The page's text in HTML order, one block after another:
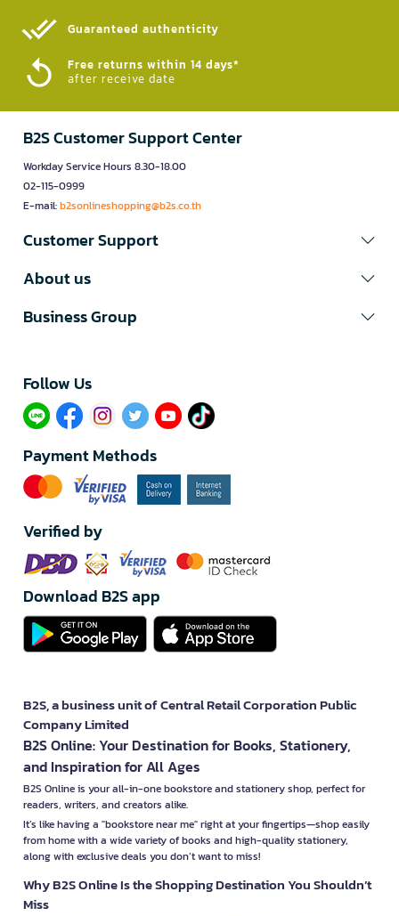
Guaranteed authenticity​
Free returns within 14 days*
after receive date
B2S Customer Support Center
Workday Service Hours 8.30-18.00
02-115-0999
E-mail:b2sonlineshopping@b2s.co.th
Customer Support
About us
Business Group
Follow Us​
Payment Methods
Verified by
Download B2S app
B2S, a business unit of Central Retail Corporation Public
Company Limited
B2S Online: Your Destination for Books, Stationery,
and Inspiration for All Ages
B2S Online is your all-in-one bookstore and stationery shop, perfect for
readers, writers, and creators alike.
It’s like having a "bookstore near me" right at your fingertips—shop easily
from home with a wide variety of books and high-quality stationery,
along with exclusive deals you don’t want to miss!
Why B2S Online Is the Shopping Destination You Shouldn’t
Miss